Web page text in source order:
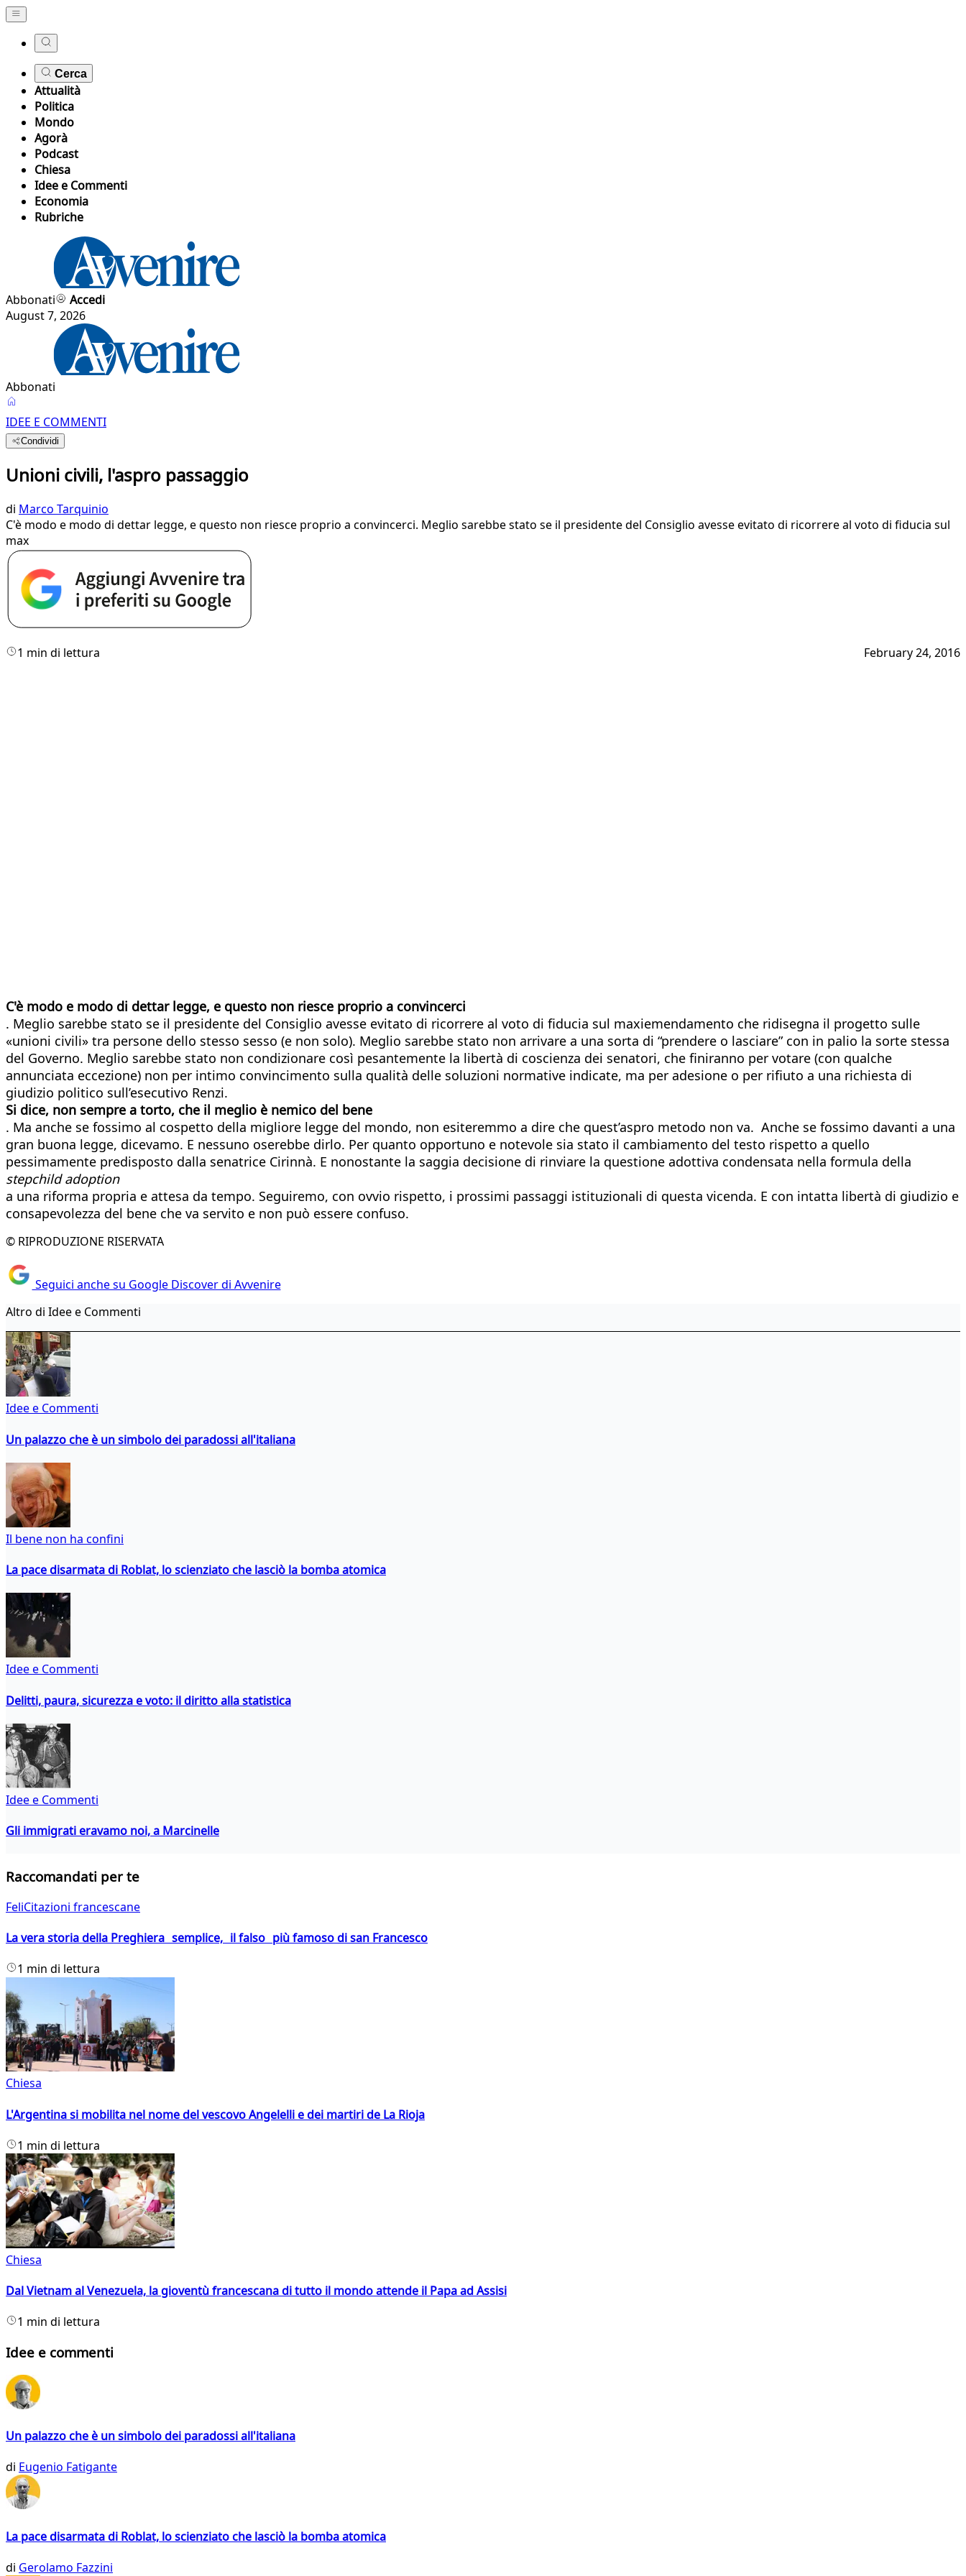
Cerca
Attualità
Politica
Mondo
Agorà
Podcast
Chiesa
Idee e Commenti
Economia
Rubriche
Abbonati
Accedi
August 7, 2026
Abbonati
IDEE E COMMENTI
Condividi
Unioni civili, l'aspro passaggio
di Marco Tarquinio
​C'è modo e modo di dettar legge, e questo non riesce proprio a convincerci. Meglio sarebbe stato se il presidente del Consiglio avesse evitato di ricorrere al voto di fiducia sul
max
1 min di lettura February 24, 2016
C'è modo e modo di dettar legge, e questo non riesce proprio a convincerci
. Meglio sarebbe stato se il presidente del Consiglio avesse evitato di ricorrere al voto di fiducia sul maxiemendamento che ridisegna il progetto sulle
«unioni civili» tra persone dello stesso sesso (e non solo). Meglio sarebbe stato non arrivare a una sorta di “prendere o lasciare” con in palio la sorte stessa
del Governo. Meglio sarebbe stato non condizionare così pesantemente la libertà di coscienza dei senatori, che finiranno per votare (con qualche
annunciata eccezione) non per intimo convincimento sulla qualità delle soluzioni normative indicate, ma per adesione o per rifiuto a una richiesta di
giudizio politico sull’esecutivo Renzi.
Si dice, non sempre a torto, che il meglio è nemico del bene
. Ma anche se fossimo al cospetto della migliore legge del mondo, non esiteremmo a dire che quest’aspro metodo non va. Anche se fossimo davanti a una
gran buona legge, dicevamo. E nessuno oserebbe dirlo. Per quanto opportuno e notevole sia stato il cambiamento del testo rispetto a quello
pessimamente predisposto dalla senatrice Cirinnà. E nonostante la saggia decisione di rinviare la questione adottiva condensata nella formula della
stepchild adoption
a una riforma propria e attesa da tempo. Seguiremo, con ovvio rispetto, i prossimi passaggi istituzionali di questa vicenda. E con intatta libertà di giudizio e
consapevolezza del bene che va servito e non può essere confuso.
© RIPRODUZIONE RISERVATA
Seguici anche su Google Discover di Avvenire
Altro di Idee e Commenti
Idee e Commenti
Un palazzo che è un simbolo dei paradossi all'italiana
Il bene non ha confini
La pace disarmata di Roblat, lo scienziato che lasciò la bomba atomica
Idee e Commenti
Delitti, paura, sicurezza e voto: il diritto alla statistica
Idee e Commenti
Gli immigrati eravamo noi, a Marcinelle
Raccomandati per te
FeliCitazioni francescane
La vera storia della Preghiera semplice, il falso più famoso di san Francesco
1 min di lettura
Chiesa
L'Argentina si mobilita nel nome del vescovo Angelelli e dei martiri de La Rioja
1 min di lettura
Chiesa
Dal Vietnam al Venezuela, la gioventù francescana di tutto il mondo attende il Papa ad Assisi
1 min di lettura
Idee e commenti
Un palazzo che è un simbolo dei paradossi all'italiana
di Eugenio Fatigante
La pace disarmata di Roblat, lo scienziato che lasciò la bomba atomica
di Gerolamo Fazzini